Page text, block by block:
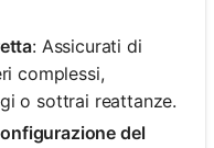
: Assicurati di
complessi,
o sottrai reattanze.
del